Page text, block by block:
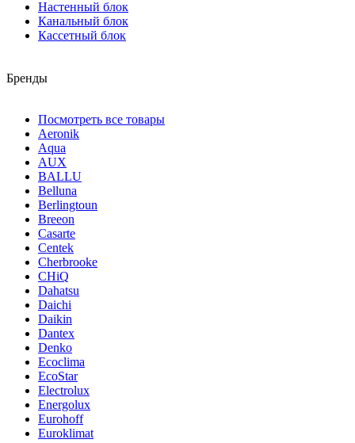
Настенный блок
Канальный блок
Кассетный блок
Бренды
Посмотреть все товары
Aeronik
Aqua
AUX
BALLU
Belluna
Berlingtoun
Breeon
Casarte
Centek
Cherbrooke
CHiQ
Dahatsu
Daichi
Daikin
Dantex
Denko
Ecoclima
EcoStar
Electrolux
Energolux
Eurohoff
Euroklimat